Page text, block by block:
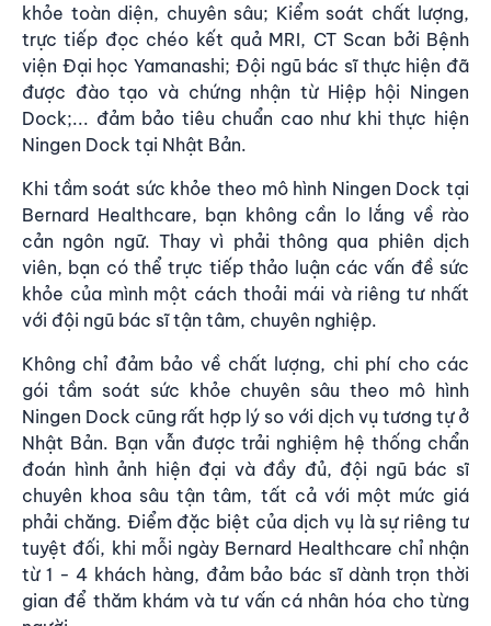
khỏe toàn diện, chuyên sâu; Kiểm soát chất lượng,
trực tiếp đọc chéo kết quả MRI, CT Scan bởi Bệnh
viện Đại học Yamanashi; Đội ngũ bác sĩ thực hiện đã
được đào tạo và chứng nhận từ Hiệp hội Ningen
Dock;... đảm bảo tiêu chuẩn cao như khi thực hiện
Ningen Dock tại Nhật Bản.
Khi tầm soát sức khỏe theo mô hình Ningen Dock tại
Bernard Healthcare, bạn không cần lo lắng về rào
cản ngôn ngữ. Thay vì phải thông qua phiên dịch
viên, bạn có thể trực tiếp thảo luận các vấn đề sức
khỏe của mình một cách thoải mái và riêng tư nhất
với đội ngũ bác sĩ tận tâm, chuyên nghiệp.
Không chỉ đảm bảo về chất lượng, chi phí cho các
gói tầm soát sức khỏe chuyên sâu theo mô hình
Ningen Dock cũng rất hợp lý so với dịch vụ tương tự ở
Nhật Bản. Bạn vẫn được trải nghiệm hệ thống chẩn
đoán hình ảnh hiện đại và đầy đủ, đội ngũ bác sĩ
chuyên khoa sâu tận tâm, tất cả với một mức giá
phải chăng. Điểm đặc biệt của dịch vụ là sự riêng tư
tuyệt đối, khi mỗi ngày Bernard Healthcare chỉ nhận
từ 1 - 4 khách hàng, đảm bảo bác sĩ dành trọn thời
gian để thăm khám và tư vấn cá nhân hóa cho từng